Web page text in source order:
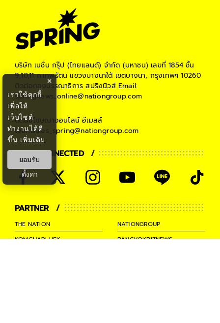
บริษัท เนชั่น กรุ๊ป (ไทยแลนด์) จำกัด (มหาชน) เลขที่ 1854 ชั้น
9,10,11 ถ.เทพรัตน แขวงบางนาใต้ เขตบางนา, กรุงเทพฯ 10260
ติดต่อกองบรรณาธิการ สปริงนิวส์Email:
springnews_online@nationgroup.com
ติดต่อโฆษณาออนไลน์ อีเมลล์
teamsales_spring@nationgroup.com
STAY CONNECTED
PARTNER
THE NATION
NATIONGROUP
KOMCHADLUEK
BANGKOKBIZNEWS
×
เราใช้คุกกี้
เพื่อให้
เว็บไซต์
ทำงานได้ดี
ขึ้น เพิ่มเติม
ยอมรับ
ตั้งค่า